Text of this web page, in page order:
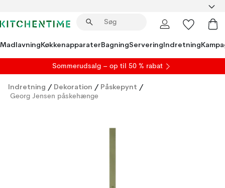
MadlavningKøkkenapparaterBagningServeringIndretning
Sommerudsalg – op til 50 % rabat
Indretning / Dekoration / Påskepynt /
Georg Jensen påskehænge